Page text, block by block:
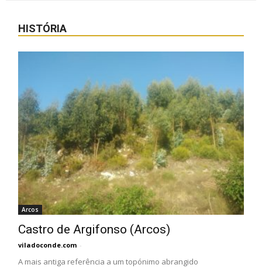
HISTÓRIA
Arcos
Castro de Argifonso (Arcos)
viladoconde.com -
A mais antiga referência a um topónimo abrangido